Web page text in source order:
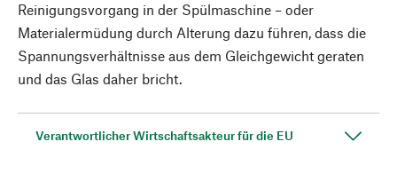
Reinigungsvorgang in der Spülmaschine – oder
Materialermüdung durch Alterung dazu führen, dass die
Spannungsverhältnisse aus dem Gleichgewicht geraten
und das Glas daher bricht.
Verantwortlicher Wirtschaftsakteur für die EU